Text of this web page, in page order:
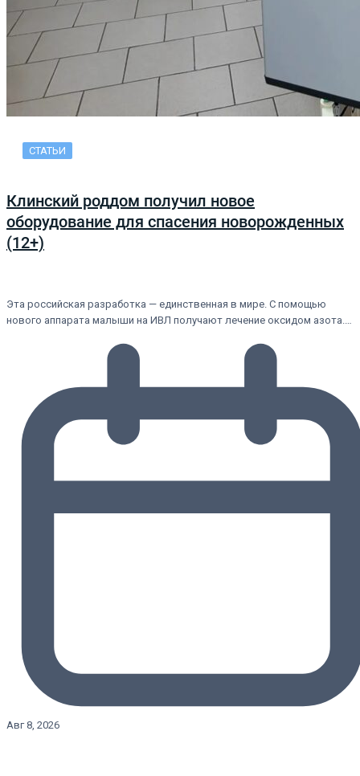
СТАТЬИ
Клинский роддом получил новое
оборудование для спасения новорожденных
(12+)
Эта российская разработка — единственная в мире. С помощью
нового аппарата малыши на ИВЛ получают лечение оксидом азота.…
Авг 8, 2026